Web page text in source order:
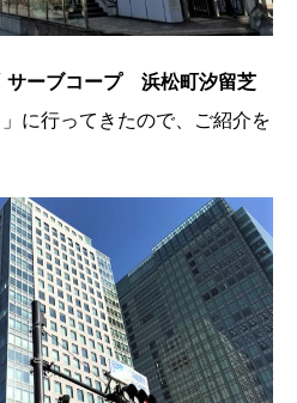
サーブコープ 浜松町汐留芝
」に行ってきたので、ご紹介を